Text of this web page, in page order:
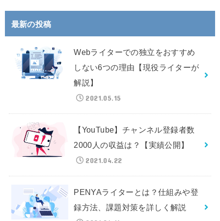
最新の投稿
Webライターでの独立をおすすめ
しない6つの理由【現役ライターが
解説】
2021.05.15
【YouTube】チャンネル登録者数
2000人の収益は？【実績公開】
2021.04.22
PENYAライターとは？仕組みや登
録方法、課題対策を詳しく解説